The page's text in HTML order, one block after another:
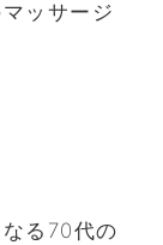
ッサージ
る70代の